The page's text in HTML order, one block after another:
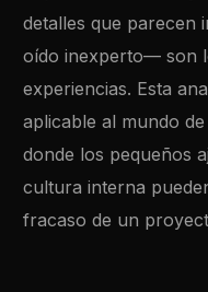
detalles que parecen
oído inexperto— son
experiencias. Esta
aplicable al mundo
donde los pequeños
cultura interna
fracaso de un